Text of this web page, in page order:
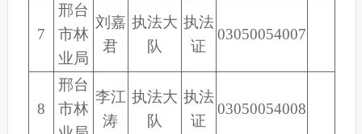
7
邢台
市林
业局
刘嘉
君
执法大
队
执法
证
03050054007
8
邢台
市林
李江
涛
执法大
队
执法
证
03050054008